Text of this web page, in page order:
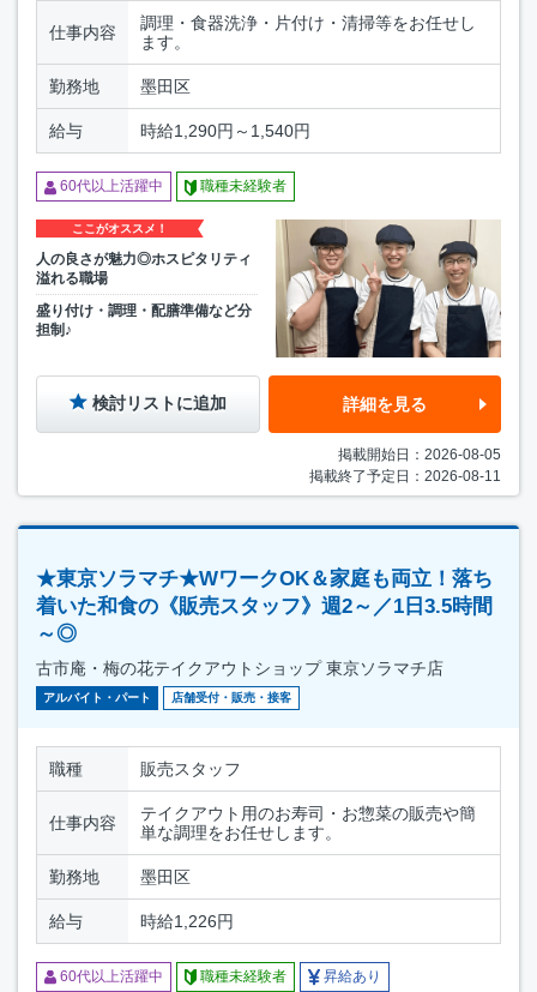
仕事内容
調理・食器洗浄・片付け・清掃等をお任せし
ます。
勤務地 墨田区
給与 時給1,290円～1,540円
60代以上活躍中 職種未経験者
ここがオススメ！
人の良さが魅力◎ホスピタリティ
溢れる職場
盛り付け・調理・配膳準備など分
担制♪
検討リストに追加 詳細を見る
掲載開始日：2026-08-05
掲載終了予定日：2026-08-11
★東京ソラマチ★WワークOK＆家庭も両立！落ち
着いた和食の《販売スタッフ》週2～／1日3.5時間
～◎
古市庵・梅の花テイクアウトショップ 東京ソラマチ店
アルバイト・パート 店舗受付・販売・接客
職種 販売スタッフ
仕事内容
テイクアウト用のお寿司・お惣菜の販売や簡
単な調理をお任せします。
勤務地 墨田区
給与 時給1,226円
60代以上活躍中 職種未経験者 昇給あり